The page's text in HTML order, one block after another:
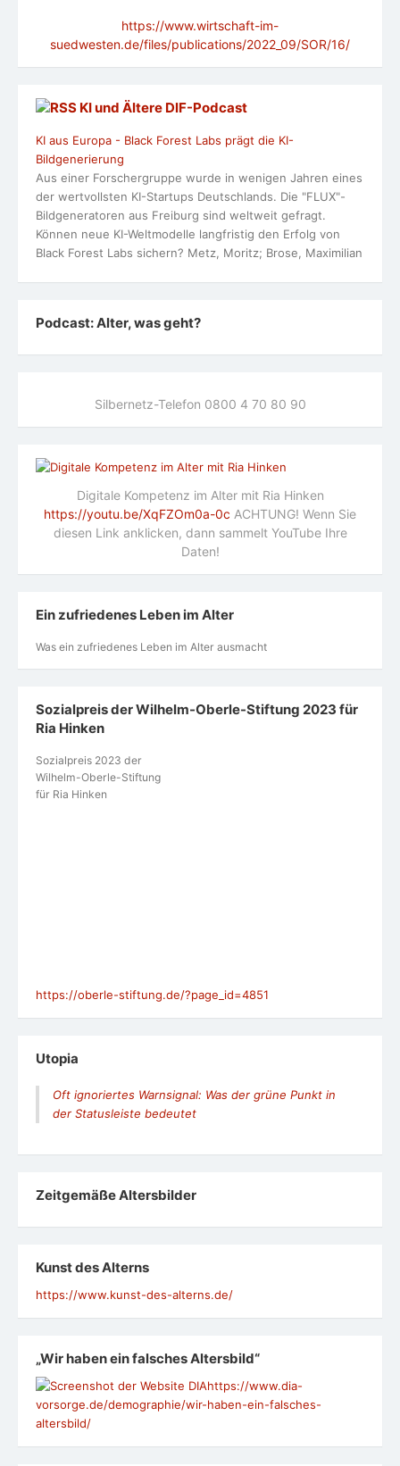
https://www.wirtschaft-im-
suedwesten.de/files/publications/2022_09/SOR/16/
KI und Ältere DlF-Podcast
KI aus Europa - Black Forest Labs prägt die KI-
Bildgenerierung
Aus einer Forschergruppe wurde in wenigen Jahren eines
der wertvollsten KI-Startups Deutschlands. Die "FLUX"-
Bildgeneratoren aus Freiburg sind weltweit gefragt.
Können neue KI-Weltmodelle langfristig den Erfolg von
Black Forest Labs sichern? Metz, Moritz; Brose, Maximilian
Podcast: Alter, was geht?
Silbernetz-Telefon 0800 4 70 80 90
Digitale Kompetenz im Alter mit Ria Hinken
https://youtu.be/XqFZOm0a-0c ACHTUNG! Wenn Sie
diesen Link anklicken, dann sammelt YouTube Ihre
Daten!
Ein zufriedenes Leben im Alter
Was ein zufriedenes Leben im Alter ausmacht
Sozialpreis der Wilhelm-Oberle-Stiftung 2023 für
Ria Hinken
Sozialpreis 2023 der
Wilhelm-Oberle-Stiftung
für Ria Hinken
https://oberle-stiftung.de/?page_id=4851
Utopia
Oft ignoriertes Warnsignal: Was der grüne Punkt in
der Statusleiste bedeutet
Zeit­ge­mäße Alters­bil­der
Kunst des Alterns
https://www.kunst-des-alterns.de/
„Wir haben ein falsches Altersbild“
https://www.dia-
vorsorge.de/demographie/wir-haben-ein-falsches-
altersbild/